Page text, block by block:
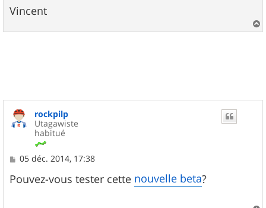
Vincent
a
rockpilp
Utagawiste
habitué
M
s
s
05 déc. 2014, 17:38
Pouvez-vous tester cette nouvelle beta?